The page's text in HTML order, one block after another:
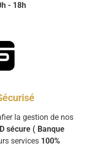
- 18h
la gestion de nos
sécure ( Banque
services 100%